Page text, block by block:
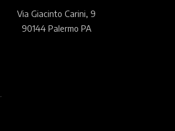
Via Giacinto Carini, 9
90144 Palermo PA